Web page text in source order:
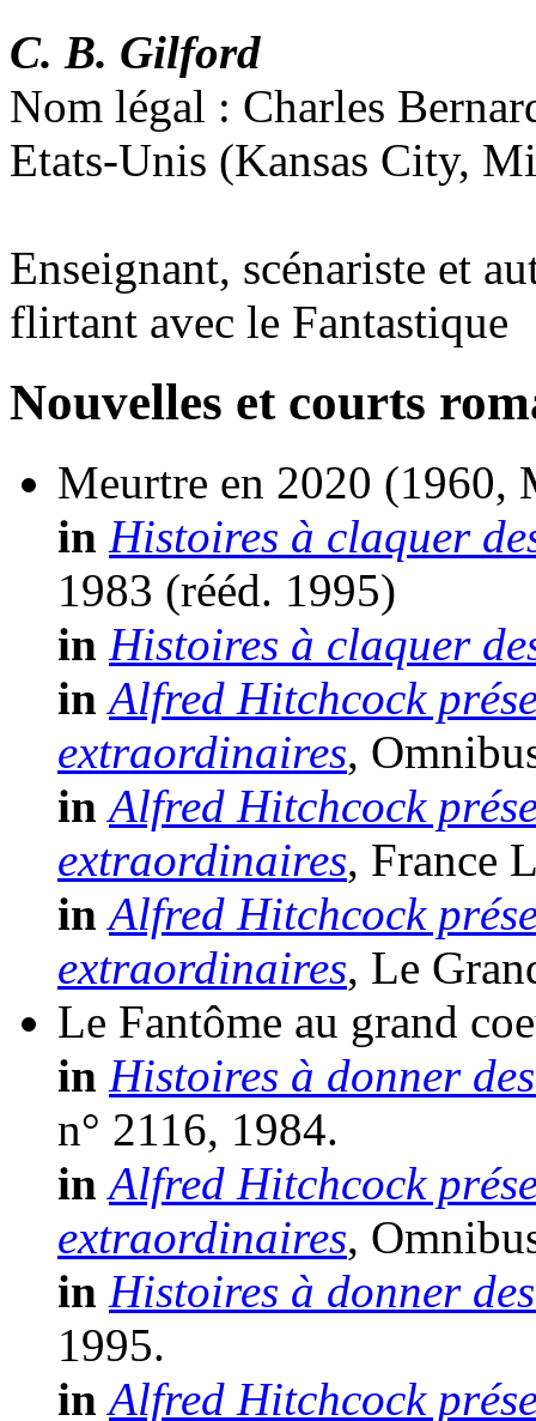
C. B. Gilford
Nom légal : Charles
Etats-Unis (Kansas City,
Enseignant, scénariste et
flirtant avec le Fantastique
Nouvelles et courts
Meurtre en 2020 (1960,
in Histoires à claquer
1983 (rééd. 1995)
in Histoires à claquer
in Alfred Hitchcock
extraordinaires,
in Alfred Hitchcock
extraordinaires, France
in Alfred Hitchcock
extraordinaires, Le
Le Fantôme au grand
in Histoires à donner
n° 2116, 1984.
in Alfred Hitchcock
extraordinaires,
in Histoires à donner
1995.
in Alfred Hitchcock